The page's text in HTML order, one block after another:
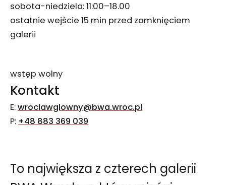
sobota-niedziela: 11:00–18.00
ostatnie wejście 15 min przed zamknięciem
galerii
wstęp wolny
Kontakt
E:wroclawglowny@bwa.wroc.pl
P: +48 883 369 039
To największa z czterech galerii